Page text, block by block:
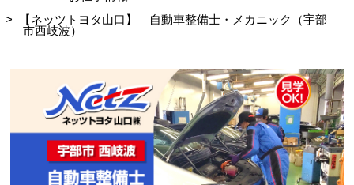
【ネッツトヨタ山口】 自動車整備士・メカニック（宇部
市西岐波）